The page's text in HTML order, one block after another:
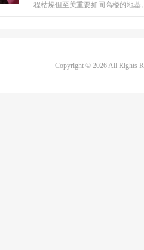
程枯燥但至关重要如同高楼的地基
Copyright © 2026 All Rights